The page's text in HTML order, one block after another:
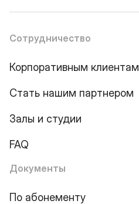
Сотрудничество
Корпоративным клиентам
Стать нашим партнером
Залы и студии
FAQ
Документы
По абонементу